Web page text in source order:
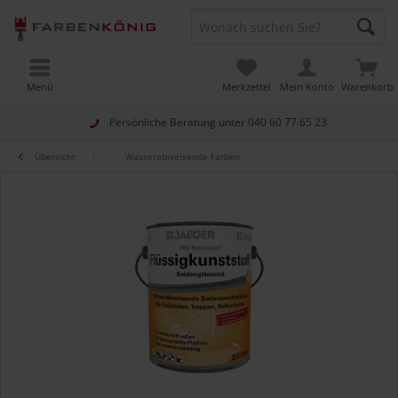
Persönliche Beratung unter 040 60 77 65 23
Warenkorb
Merkzettel Mein Konto
Menü
Übersicht Wasserabweisende Farben